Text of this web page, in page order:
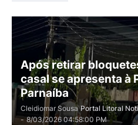
Após retirar
casal se apresenta à
Parnaíba
Cleidiomar Sousa Portal Litoral
- 8/03/2026 04:58:00 PM